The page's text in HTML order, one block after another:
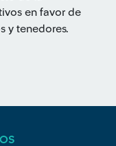
en favor de
y tenedores.